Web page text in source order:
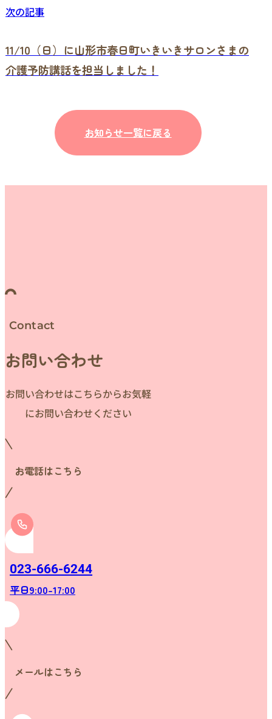
次の記事
11/10（日）に山形市春日町いきいきサロンさまの
介護予防講話を担当しました！
お知らせ一覧に戻る
Contact
お問い合わせ
お問い合わせはこちらからお気軽
にお問い合わせください
お電話はこちら
023-666-6244
平日9:00-17:00
メールはこちら